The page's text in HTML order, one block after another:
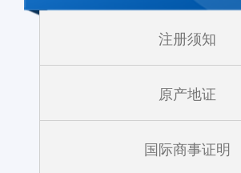
注册须知
原产地证
国际商事证明